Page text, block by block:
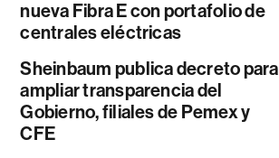
nueva Fibra E con portafolio de
centrales eléctricas
Sheinbaum publica decreto para
ampliar transparencia del
Gobierno, filiales de Pemex y
CFE